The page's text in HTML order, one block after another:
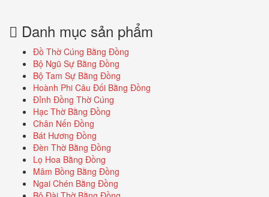
Danh mục sản phẩm
Đồ Thờ Cúng Bằng Đồng
Bộ Ngũ Sự Bằng Đồng
Bộ Tam Sự Bằng Đồng
Hoành Phi Câu Đối Bằng Đồng
Đỉnh Đồng Thờ Cúng
Hạc Thờ Bằng Đồng
Chân Nến Đồng
Bát Hương Đồng
Đèn Thờ Bằng Đồng
Lọ Hoa Bằng Đồng
Mâm Bồng Bằng Đồng
Ngai Chén Bằng Đồng